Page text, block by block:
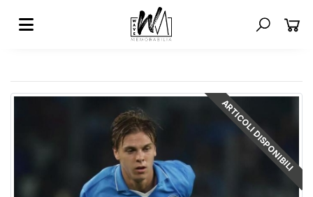
ARTICOLI DISPONIBILI